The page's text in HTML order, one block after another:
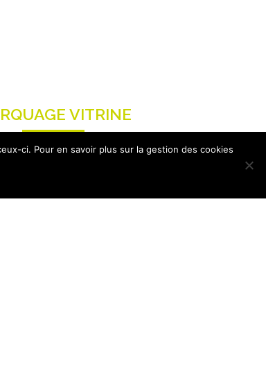
VITRINE
ci. Pour en savoir plus sur la gestion des cookies